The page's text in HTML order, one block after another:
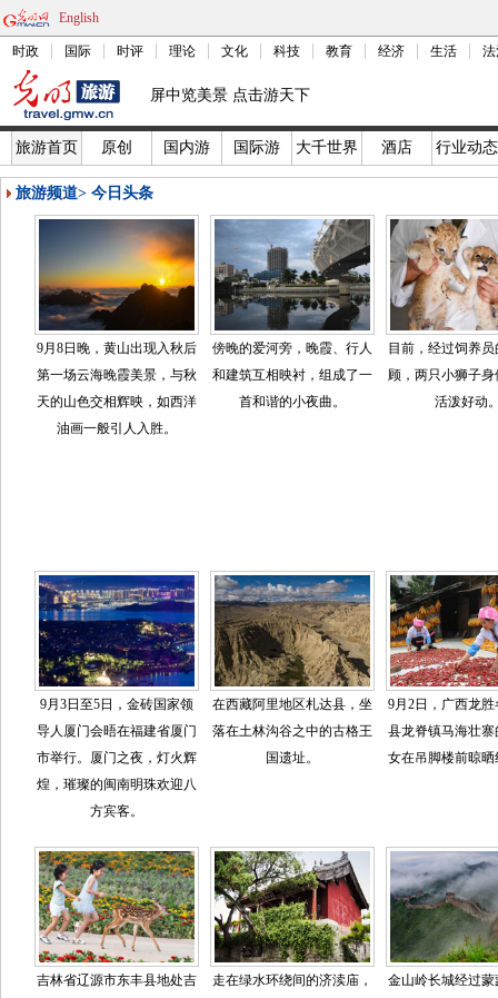
English
时政 国际 时评 理论 文化 科技 教育 经济 生活
屏中览美景 点击游天下
旅游首页 原创 国内游 国际游 大千世界 酒店 行业动态
旅游频道> 今日头条
9月8日晚，黄山出现入秋后
第一场云海晚霞美景，与秋
天的山色交相辉映，如西洋
油画一般引人入胜。
傍晚的爱河旁，晚霞、行人
和建筑互相映衬，组成了一
首和谐的小夜曲。
目前，经过饲养
顾，两只小狮子身
活泼好动
9月3日至5日，金砖国家领
导人厦门会晤在福建省厦门
市举行。厦门之夜，灯火辉
煌，璀璨的闽南明珠欢迎八
方宾客。
在西藏阿里地区札达县，坐
落在土林沟谷之中的古格王
国遗址。
9月2日，广西龙
县龙脊镇马海壮寨
女在吊脚楼前晾晒
吉林省辽源市东丰县地处吉
走在绿水环绕间的济渎庙，
金山岭长城经过蒙